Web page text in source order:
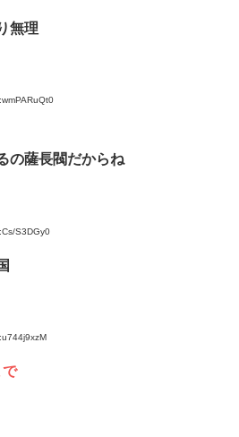
無理
の薩長閥だからね
S3DGy0
で